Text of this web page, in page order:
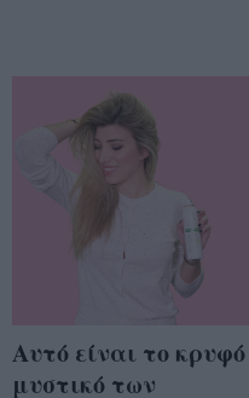
Αυτό είναι το κρυφό
μυστικό των